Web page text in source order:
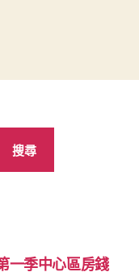
搜尋
一季中心區房錢